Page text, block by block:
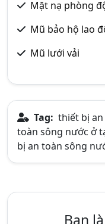
Mặt nạ phòng
Mũ bảo hộ lao
Mũ lưới vải
Tag: thiết bị
toàn sông nước ở
bị an toàn sông
Bạn